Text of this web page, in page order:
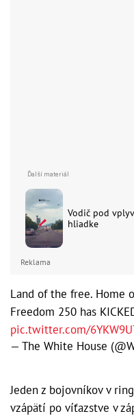
Vodič pod
hliadke
Reklama
Land of the free.
Freedom 250 has
pic.twitter.com/
— The White House
Jeden z bojovníkov v
vzápätí po víťazstve v